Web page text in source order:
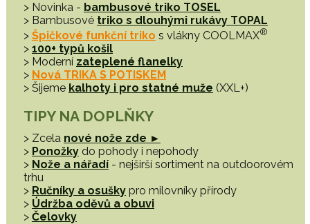
> Novinka - bambusové triko TOSEL
> Bambusové triko s dlouhými rukávy TOPAL
> Špičkové funkční triko s vlákny COOLMAX®
> 100+ typů košil
> Moderní zateplené flanelky
> Nová TRIKA S POTISKEM
> Šijeme kalhoty i pro statné muže (XXL+)
TIPY NA DOPLŇKY
> Zcela nové nože zde ►
> Ponožkydo pohody i nepohody
> Nože a nářadí- nejširší sortiment na outdoorovém
trhu
> Ručníky a osušky pro milovníky přírody
> Údržba oděvů a obuvi
> Čelovky